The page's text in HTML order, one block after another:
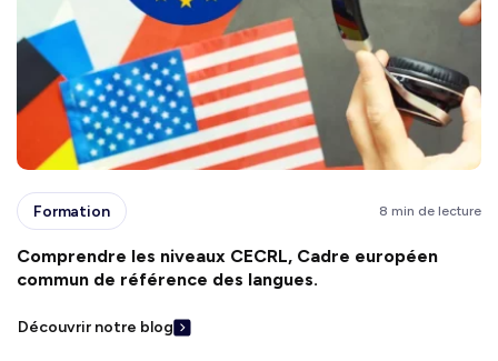
Formation 8 min de lecture
Comprendre les niveaux CECRL, Cadre européen
commun de référence des langues.
Découvrir notre blog